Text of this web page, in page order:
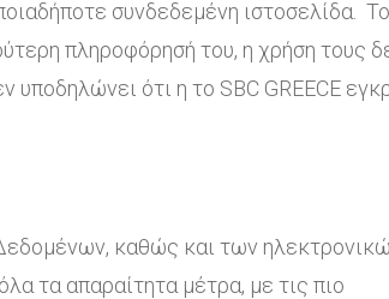
συνδεδεμένη ιστοσελίδα.
πληροφόρησή του, η χρήση τους
ότι η το SBC GREECE
καθώς και των
τα απαραίτητα μέτρα, με τις πιο